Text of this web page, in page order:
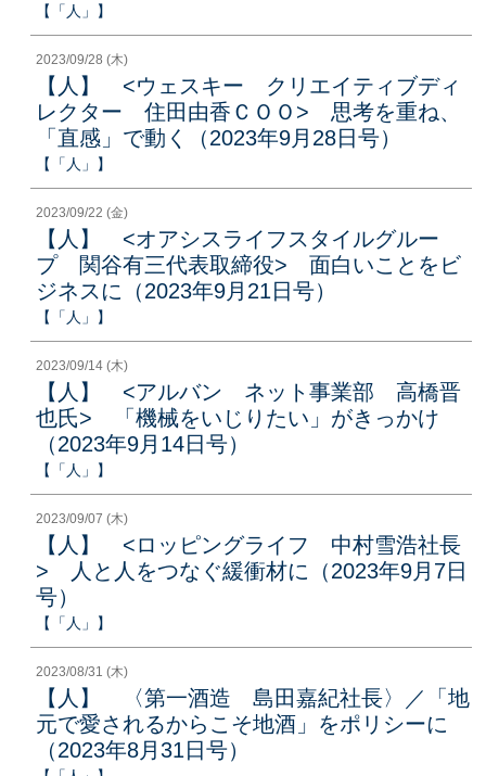
【「人」】
2023/09/28 (木)
【人】 <ウェスキー クリエイティブディ
レクター 住田由香ＣＯＯ> 思考を重ね、
「直感」で動く（2023年9月28日号）
【「人」】
2023/09/22 (金)
【人】 <オアシスライフスタイルグルー
プ 関谷有三代表取締役> 面白いことをビ
ジネスに（2023年9月21日号）
【「人」】
2023/09/14 (木)
【人】 <アルバン ネット事業部 高橋晋
也氏> 「機械をいじりたい」がきっかけ
（2023年9月14日号）
【「人」】
2023/09/07 (木)
【人】 <ロッピングライフ 中村雪浩社長
> 人と人をつなぐ緩衝材に（2023年9月7日
号）
【「人」】
2023/08/31 (木)
【人】 〈第一酒造 島田嘉紀社長〉／「地
元で愛されるからこそ地酒」をポリシーに
（2023年8月31日号）